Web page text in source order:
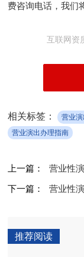
费咨询电话，我们
互联网资
相关标签： 营业演
营业演出办理指南
上一篇：
营业性演
下一篇：
营业性
推荐阅读